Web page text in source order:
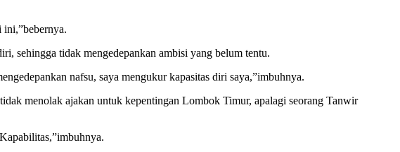
ini,”bebernya.
sehingga tidak mengedepankan ambisi yang belum tentu.
nafsu, saya mengukur kapasitas diri saya,”imbuhnya.
menolak ajakan untuk kepentingan Lombok Timur, apalagi seorang Tanwir